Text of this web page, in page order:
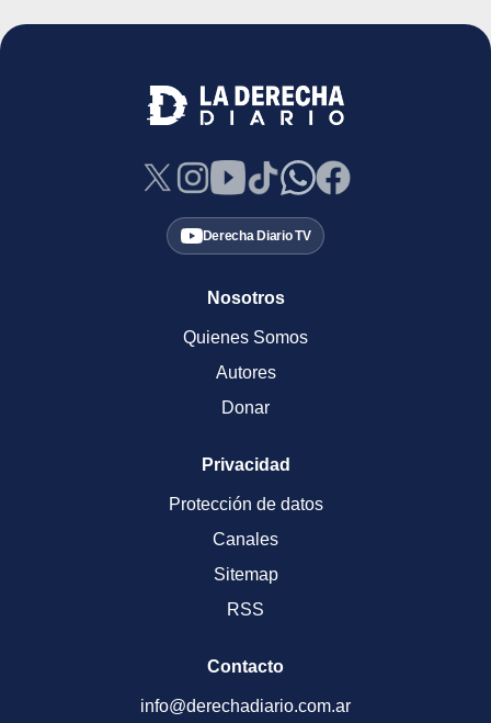
Derecha Diario TV
Nosotros
Quienes Somos
Autores
Donar
Privacidad
Protección de datos
Canales
Sitemap
RSS
Contacto
info@derechadiario.com.ar